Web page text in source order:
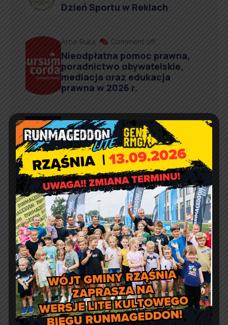
Dzień Sportu w Reklach
Artur Ruka Comment off
Nieodpłatna pomoc prawna,
poradnictwo obywatelskie,
mediacja oraz edukacja
prawna w 2026 r.
Artur Ruka Comment off
Informacja o wydawaniu
żywności w ramach Programu
Fundusze Europejskie na
Pomoc Żywnościową
Kontakt
Urząd Gminy w Rząśni
ul. 1 Maja 37
98 – 332 Rząśnia
e-doręczenia:AE:PL-57726-56911-GBSAJ-23